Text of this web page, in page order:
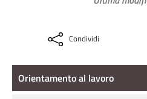
Condividi
Orientamento al lavoro
Orientamento al lavoro